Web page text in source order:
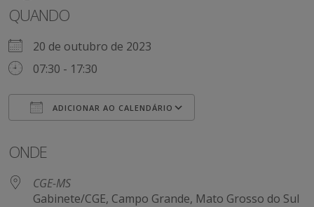
QUANDO
20 de outubro de 2023
07:30 - 17:30
ADICIONAR AO CALENDÁRIO
ONDE
CGE-MS
Gabinete/CGE, Campo Grande, Mato Grosso do Sul